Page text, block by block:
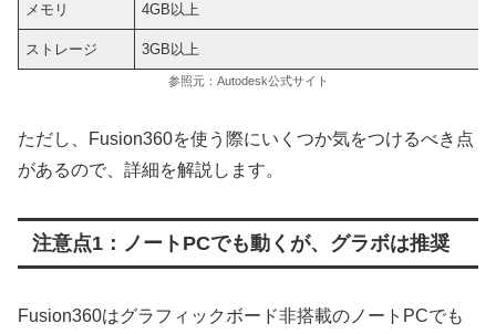
メモリ 4GB以上
ストレージ 3GB以上
参照元：Autodesk公式サイト
ただし、Fusion360を使う際にいくつか気をつけるべき点
があるので、詳細を解説します。
注意点1：ノートPCでも動くが、グラボは推奨
Fusion360はグラフィックボード非搭載のノートPCでも